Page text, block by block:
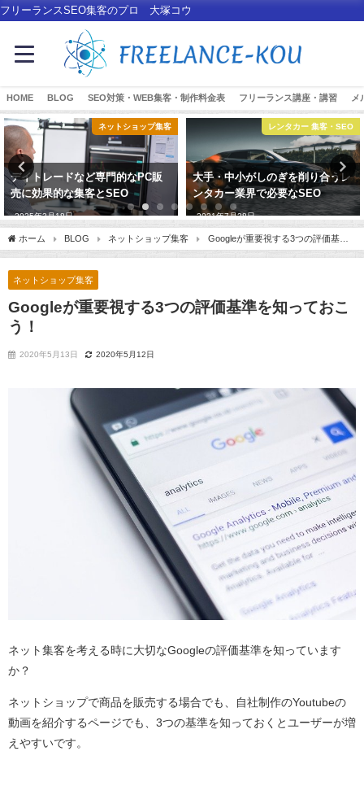
フリーランスSEO集客のプロ 大塚コウ
HOME BLOG SEO対策・WEB集客・制作料金表 フリーランス講座・講習 メ
ネットショップ集客
デイトレードなど専門的なPC販
売に効果的な集客とSEO
2025年2月18日
レンタカー 集客・SEO
大手・中小がしのぎを削り合うレ
ンタカー業界で必要なSEO
2021年7月28日
ホーム BLOG ネットショップ集客
Googleが重要視する3つの評価基準
を知っておこう！
ネットショップ集客
Googleが重要視する3つの評価基準を知っておこ
う！
2020年5月13日 2020年5月12日
ネット集客を考える時に大切なGoogleの評価基準を知っています
か？
ネットショップで商品を販売する場合でも、自社制作のYoutubeの
動画を紹介するページでも、3つの基準を知っておくとユーザーが増
えやすいです。